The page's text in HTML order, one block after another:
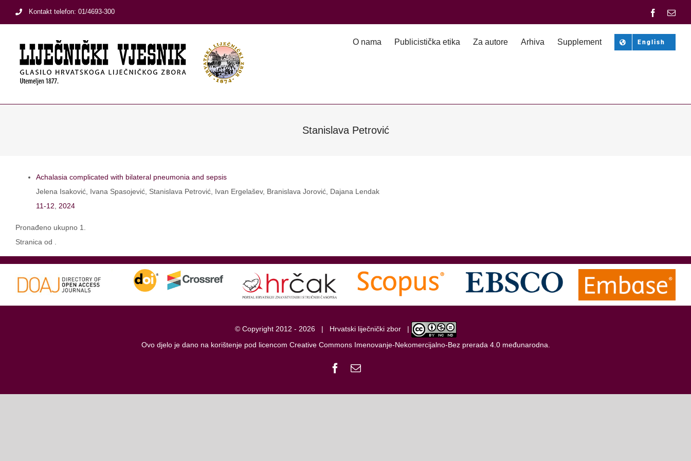
Kontakt telefon: 01/4693-300 Facebook
O nama Publicistička etika Za autore Arhiva Supplement English
Stanislava Petrović
Achalasia complicated with bilateral pneumonia and sepsis
Jelena Isaković, Ivana Spasojević, Stanislava Petrović, Ivan Ergelašev, Branislava Jorović, Dajana Lendak
11-12, 2024
Pronađeno ukupno 1.
Stranica od .
© Copyright 2012 - 2026 | Hrvatski liječnički zbor|
Ovo djelo je dano na korištenje pod licencom Creative Commons Imenovanje-Nekomercijalno-Bez prerada 4.0 međunarodna.
Facebook
Email: